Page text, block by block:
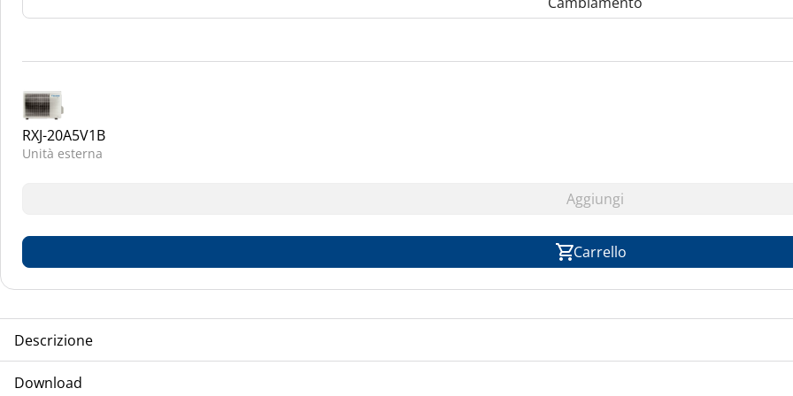
RXJ-20A5V1B
Unità esterna
Aggiungi
Carrello
Descrizione
Download